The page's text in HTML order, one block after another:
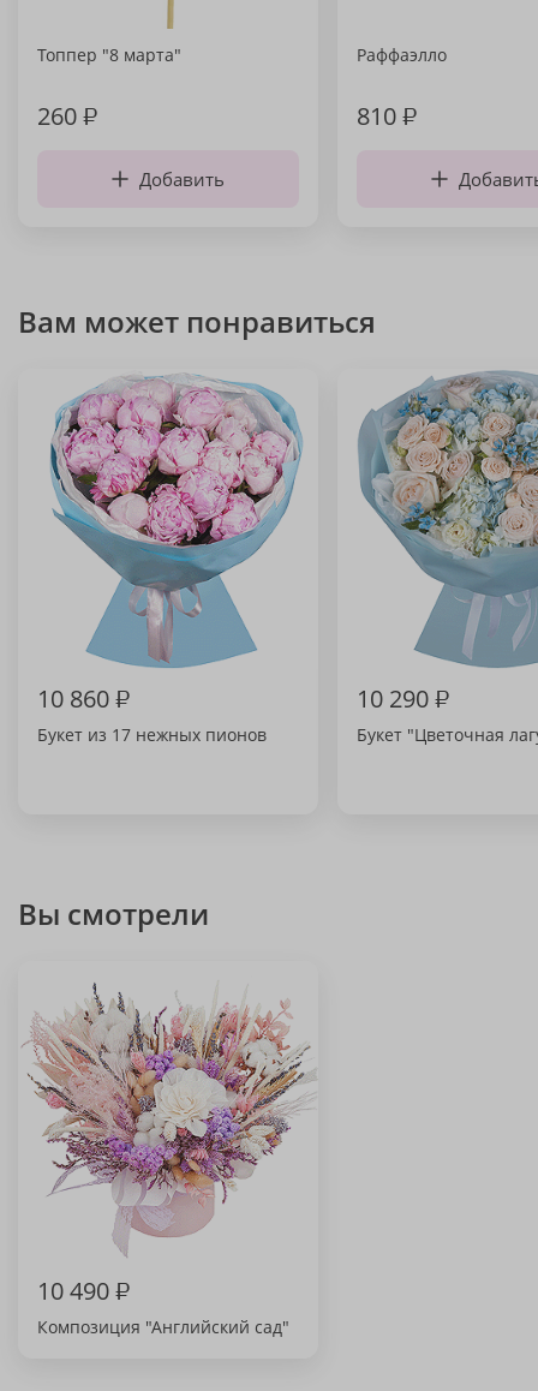
Топпер "8 марта"
260₽
Добавить
Раффаэлло
810₽
Вам может понравиться
10 860₽
Букет из 17 нежных пионов
10 290₽
Букет "Цветочная
Вы смотрели
10 490₽
Композиция "Английский сад"